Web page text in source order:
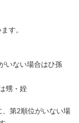
す。
いない場合はひ孫
甥・姪
第2順位がいない場